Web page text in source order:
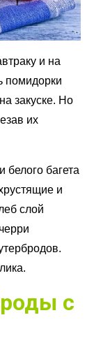
и на
помидорки
закуске. Но
их
багета
и
слой
с